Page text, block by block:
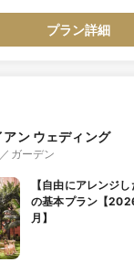
プラン詳細
アン ウェディング​
ガーデン
【自由にアレンジ
の基本プラン【
月】